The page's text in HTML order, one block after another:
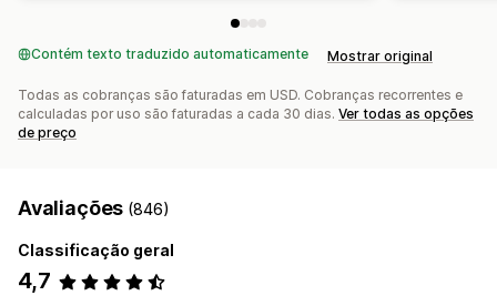
Contém texto traduzido automaticamente Mostrar original
Todas as cobranças são faturadas em USD. Cobranças recorrentes e
calculadas por uso são faturadas a cada 30 dias. Ver todas as opções
de preço
Avaliações (846)
Classificação geral
4,7